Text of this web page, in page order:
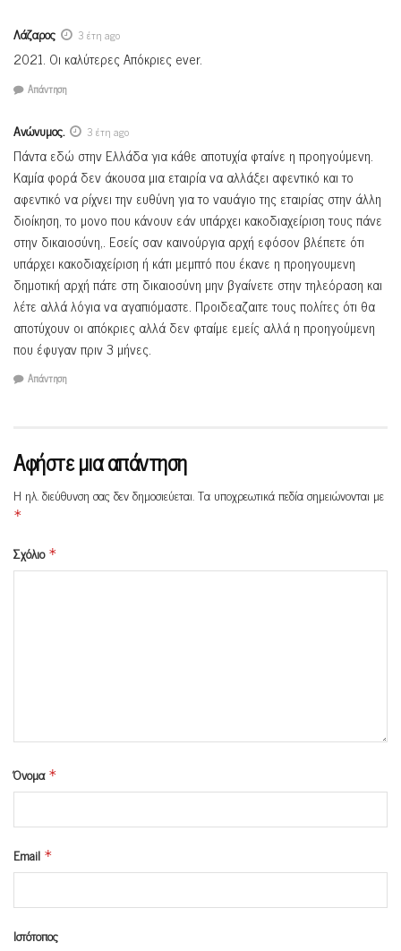
Λάζαρος 3 έτη ago
2021. Οι καλύτερες Απόκριες ever.
Απάντηση
Ανώνυμος. 3 έτη ago
Πάντα εδώ στην Ελλάδα για κάθε αποτυχία φταίνε η προηγούμενη.
Καμία φορά δεν άκουσα μια εταιρία να αλλάξει αφεντικό και το
αφεντικό να ρίχνει την ευθύνη για το ναυάγιο της εταιρίας στην άλλη
διοίκηση, το μονο που κάνουν εάν υπάρχει κακοδιαχείριση τους πάνε
στην δικαιοσύνη,. Εσείς σαν καινούργια αρχή εφόσον βλέπετε ότι
υπάρχει κακοδιαχείριση ή κάτι μεμπτό που έκανε η προηγουμενη
δημοτική αρχή πάτε στη δικαιοσύνη μην βγαίνετε στην τηλεόραση και
λέτε αλλά λόγια να αγαπιόμαστε. Προιδεαζαιτε τους πολίτες ότι θα
αποτύχουν οι απόκριες αλλά δεν φταίμε εμείς αλλά η προηγούμενη
που έφυγαν πριν 3 μήνες.
Απάντηση
Αφήστε μια απάντηση
Η ηλ. διεύθυνση σας δεν δημοσιεύεται.Τα υποχρεωτικά πεδία σημειώνονται με
*
Σχόλιο *
Όνομα *
Email *
Ιστότοπος